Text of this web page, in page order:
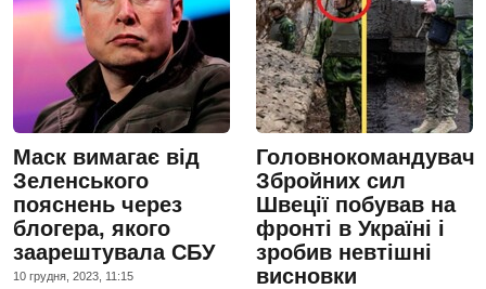
Маск вимагає від
Зеленського
пояснень через
блогера, якого
заарештувала СБУ
10 грудня, 2023, 11:15
Головнокомандувач
Збройних сил
Швеції побував на
фронті в Україні і
зробив невтішні
висновки